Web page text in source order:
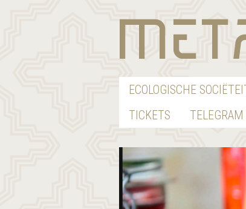
ECOLOGISCHE
TICKETS
TELEGRAM